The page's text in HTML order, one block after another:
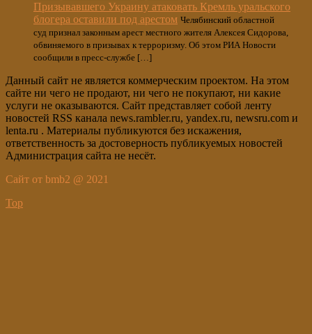
Призывавшего Украину атаковать Кремль уральского
блогера оставили под арестом Челябинский областной
суд признал законным арест местного жителя Алексея Сидорова,
обвиняемого в призывах к терроризму. Об этом РИА Новости
сообщили в пресс-службе […]
Данный сайт не является коммерческим проектом. На этом
сайте ни чего не продают, ни чего не покупают, ни какие
услуги не оказываются. Сайт представляет собой ленту
новостей RSS канала news.rambler.ru, yandex.ru, newsru.com и
lenta.ru . Материалы публикуются без искажения,
ответственность за достоверность публикуемых новостей
Администрация сайта не несёт.
Сайт от bmb2 @ 2021
Top